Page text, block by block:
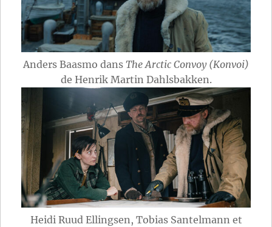
Anders Baasmo dans The Arctic Convoy (Konvoi)
de Henrik Martin Dahlsbakken.
Heidi Ruud Ellingsen, Tobias Santelmann et